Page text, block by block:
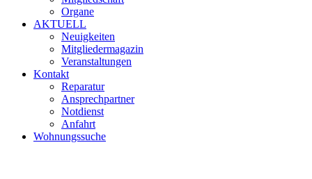
Organe
AKTUELL
Neuigkeiten
Mitgliedermagazin
Veranstaltungen
Kontakt
Reparatur
Ansprechpartner
Notdienst
Anfahrt
Wohnungssuche